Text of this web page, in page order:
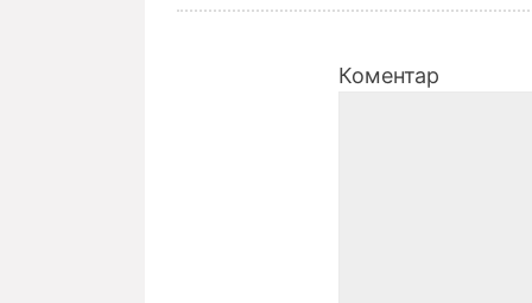
Коментар